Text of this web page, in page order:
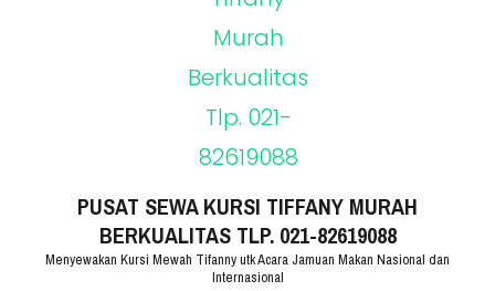
PUSAT SEWA KURSI TIFFANY MURAH
BERKUALITAS TLP. 021-82619088
Menyewakan Kursi Mewah Tifanny utk Acara Jamuan Makan Nasional dan
Internasional